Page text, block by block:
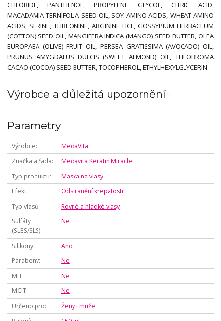
CHLORIDE, PANTHENOL, PROPYLENE GLYCOL, CITRIC ACID,
MACADAMIA TERNIFOLIA SEED OIL, SOY AMINO ACIDS, WHEAT AMINO
ACIDS, SERINE, THREONINE, ARGININE HCL, GOSSYPIUM HERBACEUM
(COTTON) SEED OIL, MANGIFERA INDICA (MANGO) SEED BUTTER, OLEA
EUROPAEA (OLIVE) FRUIT OIL, PERSEA GRATISSIMA (AVOCADO) OIL,
PRUNUS AMYGDALUS DULCIS (SWEET ALMOND) OIL, THEOBROMA
CACAO (COCOA) SEED BUTTER, TOCOPHEROL, ETHYLHEXYLGLYCERIN.
Výrobce a důležitá upozornění
Parametry
Výrobce
MedaVita
Značka a řada
Medavita Keratin Miracle
Typ produktu
Maska na vlasy
Efekt
Odstranění krepatosti
Typ vlasů
Rovné a hladké vlasy
Sulfáty
(SLES/SLS)
Ne
Silikony
Ano
Parabeny
Ne
MIT
Ne
MCIT
Ne
Určeno pro
Ženy i muže